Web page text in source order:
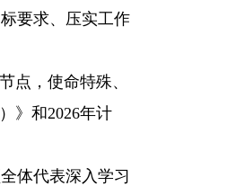
要求、压实工作
点，使命特殊、
》和2026年计
体代表深入学习